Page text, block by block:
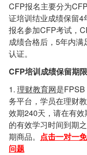
CFP报名主要分为
证培训结业成绩保留
报名参加CFP考试，
成绩合格后，5年内
认证。
CFP培训成绩保留期限
1. 理财教育网是
务平台，学员在理财
效期240天，请在有
的有效学习时间到期
期商品。 点击一对一
问题